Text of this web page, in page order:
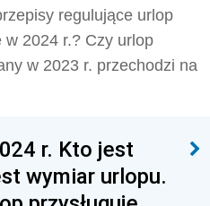
regulujące urlop
2024 r.? Czy urlop
w 2023 r. przechodzi na
r. Kto jest
wymiar urlopu.